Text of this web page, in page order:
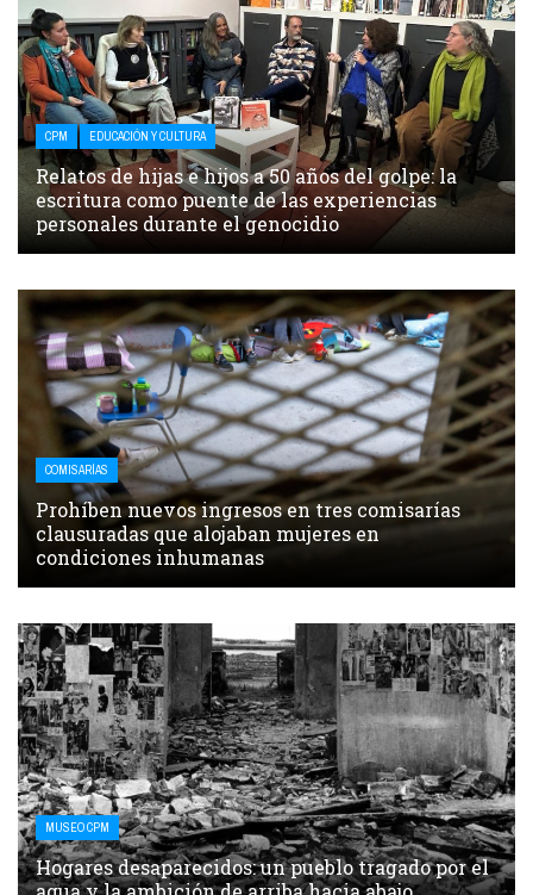
CPM EDUCACIÓN Y CULTURA
Relatos de hijas e hijos a 50 años del golpe: la
escritura como puente de las experiencias
personales durante el genocidio
COMISARÍAS
Prohíben nuevos ingresos en tres comisarías
clausuradas que alojaban mujeres en
condiciones inhumanas
MUSEO CPM
Hogares desaparecidos: un pueblo tragado por el